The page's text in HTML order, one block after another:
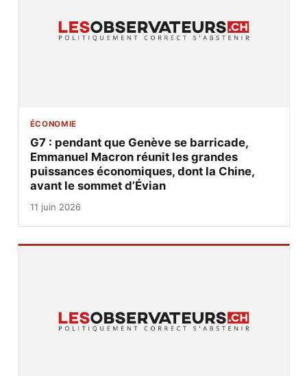
ÉCONOMIE
G7 : pendant que Genève se barricade,
Emmanuel Macron réunit les grandes
puissances économiques, dont la Chine,
avant le sommet d’Évian
11 juin 2026